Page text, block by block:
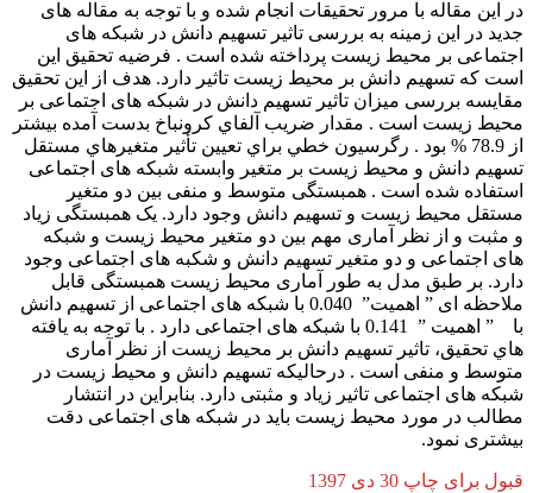
در این مقاله با مرور تحقیقات انجام شده و با توجه به مقاله های
جدید در این زمینه به بررسی تاثیر تسهیم دانش در شبکه های
اجتماعی بر محیط زیست پرداخته شده است . فرضیه تحقیق این
است که تسهيم دانش بر محیط زیست تاثير دارد. هدف از این تحقیق
مقایسه بررسی میزان تاثیر تسهیم دانش در شبکه های اجتماعی بر
محیط زیست است . مقدار ضريب آلفاي كرونباخ بدست آمده بيشتر
از 78.9 % بود . رگرسيون خطي براي تعيين تأثير متغيرهاي مستقل
تسهيم دانش و محیط زیست بر متغیر وابسته شبکه های اجتماعی
استفاده شده است . همبستگی متوسط و منفی بین دو متغیر
مستقل محیط زیست و تسهیم دانش وجود دارد. یک همبستگی زیاد
و مثبت و از نظر آماری مهم بین دو متغیر محیط زیست و شبکه
های اجتماعی و دو متغیر تسهیم دانش و شکبه های اجتماعی وجود
دارد. بر طبق مدل به طور آماری محیط زیست همبستگی قابل
ملاحظه ای ” اهمیت” 0.040 با شبکه های اجتماعی از تسهیم دانش
با ” اهمیت ” 0.141 با شبکه های اجتماعی دارد . با توجه به يافته
هاي تحقيق، تاثير تسهیم دانش بر محیط زیست از نظر آماری
متوسط و منفی است . درحالیکه تسهیم دانش و محیط زیست در
شبکه های اجتماعی تاثیر زیاد و مثبتی دارد. بنابراین در انتشار
مطالب در مورد محیط زیست باید در شبکه های اجتماعی دقت
بیشتری نمود.
قبول برای چاپ 30 دی 1397